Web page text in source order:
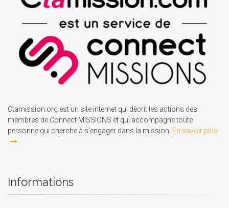
Ctamission.org est un site internet qui décrit les actions des
membres de Connect MISSIONS et qui accompagne toute
personne qui cherche à s’engager dans la mission. En savoir plus
Informations